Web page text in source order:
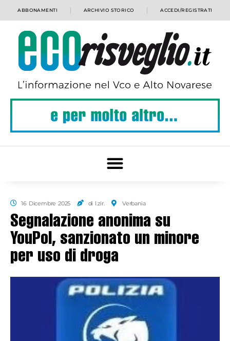
ABBONAMENTI ARCHIVIO STORICO ACCEDI/REGISTRATI
16 Dicembre 2025 di l.zir. Verbania
Segnalazione anonima su
YouPol, sanzionato un minore
per uso di droga